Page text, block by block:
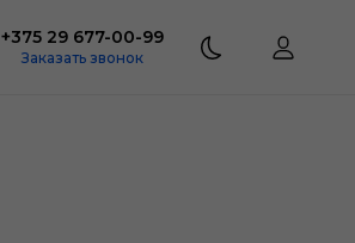
+375 29 677-00-99
Заказать звонок